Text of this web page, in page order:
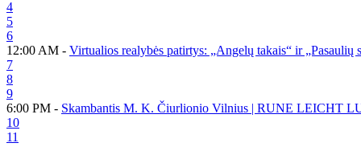
4
5
6
12:00 AM - Virtualios realybės patirtys: „Angelų takais“ ir „Pasaulių
7
8
9
6:00 PM - Skambantis M. K. Čiurlionio Vilnius | RUNE LEICHT
10
11